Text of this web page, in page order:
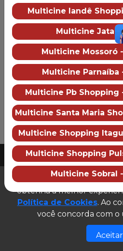
Mais informações
Multicine
Sobre o cinema
Preço dos
2026 Multicine
CNPJ:
Desenvolvido e gerenciado
Site público
Multicine Iandê
Multicine Jataí
Multicine Mossoró
Multicine Parnaíba
Multicine Pb Shopping
Multicine Santa Maria
Multicine Shopping
Multicine Shopping
Multicine Sobral
Este site utiliza cookies
obtenha a melhor
Política de Cookies. Ao
você concorda com o
Aceitar